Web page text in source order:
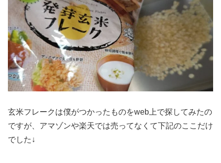
玄米フレークは僕がつかったものをweb上で探してみたの
ですが、アマゾンや楽天では売ってなくて下記のここだけ
でした↓